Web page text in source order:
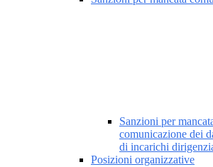
Sanzioni per
comunicazione dei
di incarichi
Posizioni organizzative